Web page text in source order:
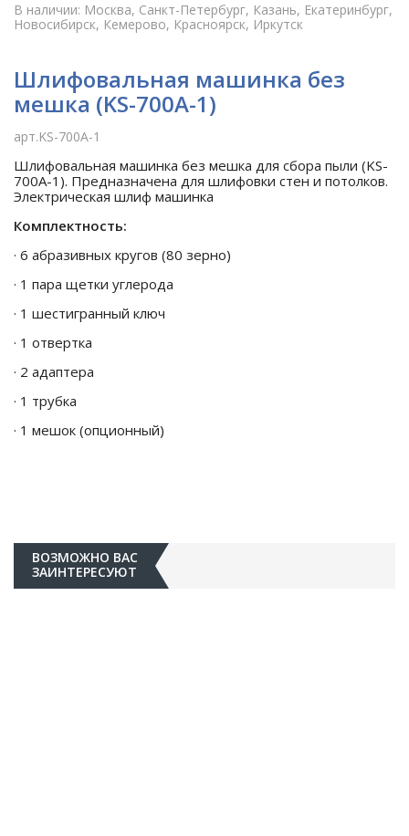
В наличии: Москва, Санкт-Петербург, Казань, Екатеринбург,
Новосибирск, Кемерово, Красноярск, Иркутск
Шлифовальная машинка без
мешка (KS-700A-1)
арт.KS-700A-1
Шлифовальная машинка без мешка для сбора пыли (KS-
700A-1). Предназначена для шлифовки стен и потолков.
Электрическая шлиф машинка
Комплектность:
· 6 абразивных кругов (80 зерно)
· 1 пара щетки углерода
· 1 шестигранный ключ
· 1 отвертка
· 2 адаптера
· 1 трубка
· 1 мешок (опционный)
ВОЗМОЖНО ВАС
ЗАИНТЕРЕСУЮТ